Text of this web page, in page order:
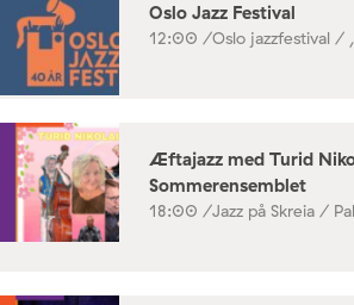
Oslo Jazz Festival
12:00 /Oslo jazzfestival / ,
Æftajazz med Turid
Sommerensemblet
18:00 /Jazz på Skreia /